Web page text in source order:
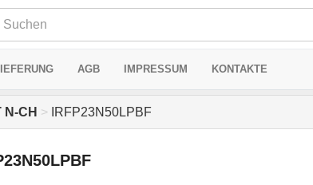
AGB IMPRESSUM KONTAKTE
N-CH > IRFP23N50LPBF